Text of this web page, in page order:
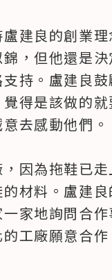
建良的創業
，但他還是決
持。盧建良
得是該做的
去感動他們。
因為拖鞋已
材料。盧建
家地詢問合
工廠願意合作